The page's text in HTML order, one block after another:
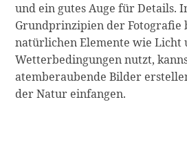
und ein gutes Auge für Details.
Grundprinzipien der Fotografie
natürlichen Elemente wie Licht
Wetterbedingungen nutzt,
atemberaubende Bilder
der Natur einfangen.